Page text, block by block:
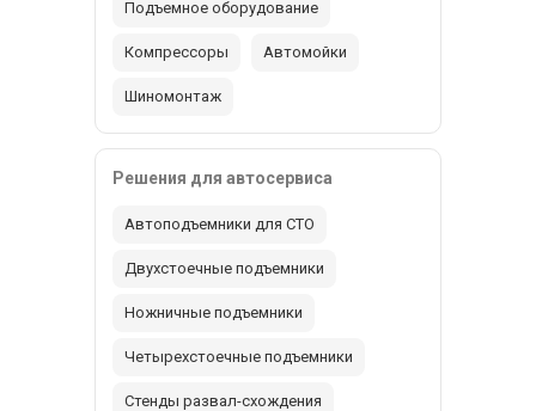
Подъемное оборудование
Компрессоры Автомойки
Шиномонтаж
Решения для автосервиса
Автоподъемники для СТО
Двухстоечные подъемники
Ножничные подъемники
Четырехстоечные подъемники
Стенды развал-схождения